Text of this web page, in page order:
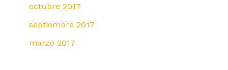
octubre 2017
septiembre 2017
marzo 2017